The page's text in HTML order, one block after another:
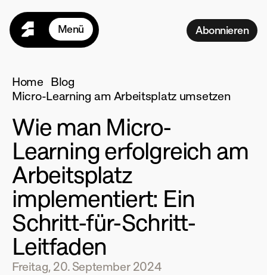
Menü
Home
Programme
Für Teams
Preise
Ressourcen
Mehr
Login
Abonnieren
Home Blog
Micro-Learning am Arbeitsplatz umsetzen
Wie man Micro-
Learning erfolgreich am
Arbeitsplatz
implementiert: Ein
Schritt-für-Schritt-
Leitfaden
Freitag, 20. September 2024